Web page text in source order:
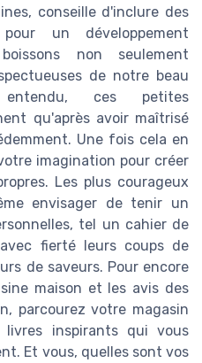
conseille d'inclure des
un développement
non seulement
de notre beau
entendu, ces petites
qu'après avoir maîtrisé
Une fois cela en
imagination pour créer
Les plus courageux
envisager de tenir un
tel un cahier de
fierté leurs coups de
de saveurs. Pour encore
maison et les avis des
parcourez votre magasin
inspirants qui vous
Et vous, quelles sont vos